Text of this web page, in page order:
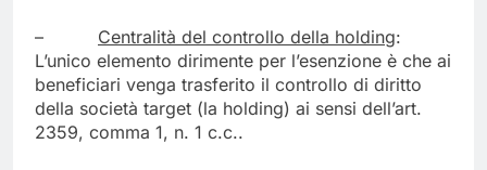
– Centralità del controllo della holding:
L’unico elemento dirimente per l’esenzione è che ai
beneficiari venga trasferito il controllo di diritto
della società target (la holding) ai sensi dell’art.
2359, comma 1, n. 1 c.c..